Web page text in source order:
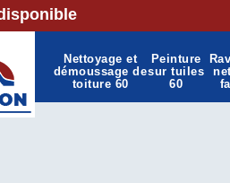
Nettoyage et
démoussage de
toiture 60
Peinture
sur tuiles
60